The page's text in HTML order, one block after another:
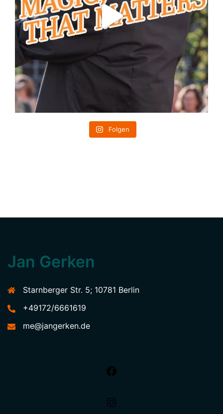
Folgen
Jan Gerken
Starnberger Str. 5; 10781 Berlin
+49172/6661619
me@jangerken.de